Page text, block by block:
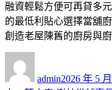
融資輕鬆方便可再貸多
的最低利貼心選擇當舖
創造老屋陳舊的廚房與
admin佈
2026 年 5